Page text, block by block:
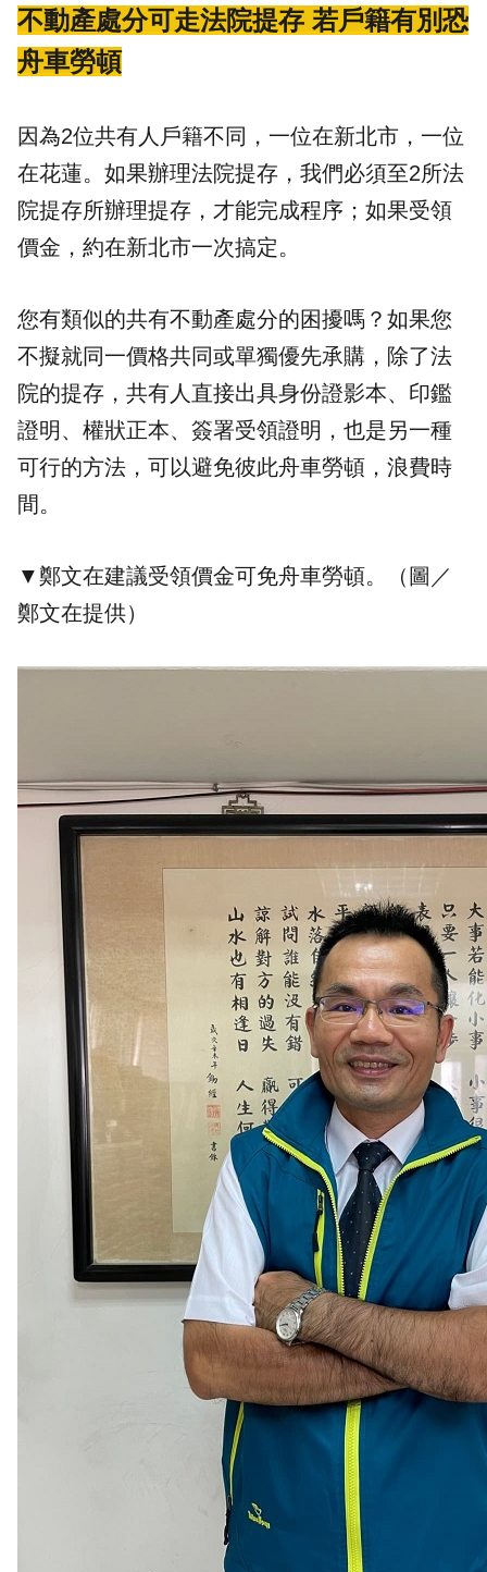
不動產處分可走法院提存 若戶籍有別恐
舟車勞頓
因為2位共有人戶籍不同，一位在新北市，一位
在花蓮。如果辦理法院提存，我們必須至2所法
院提存所辦理提存，才能完成程序；如果受領
價金，約在新北市一次搞定。
您有類似的共有不動產處分的困擾嗎？如果您
不擬就同一價格共同或單獨優先承購，除了法
院的提存，共有人直接出具身份證影本、印鑑
證明、權狀正本、簽署受領證明，也是另一種
可行的方法，可以避免彼此舟車勞頓，浪費時
間。
▼鄭文在建議受領價金可免舟車勞頓。（圖／
鄭文在提供）